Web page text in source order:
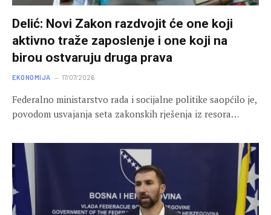
Delić: Novi Zakon razdvojit će one koji
aktivno traže zaposlenje i one koji na
birou ostvaruju druga prava
EKONOMIJA 17/07/2026
Federalno ministarstvo rada i socijalne politike saopćilo je,
povodom usvajanja seta zakonskih rješenja iz resora…